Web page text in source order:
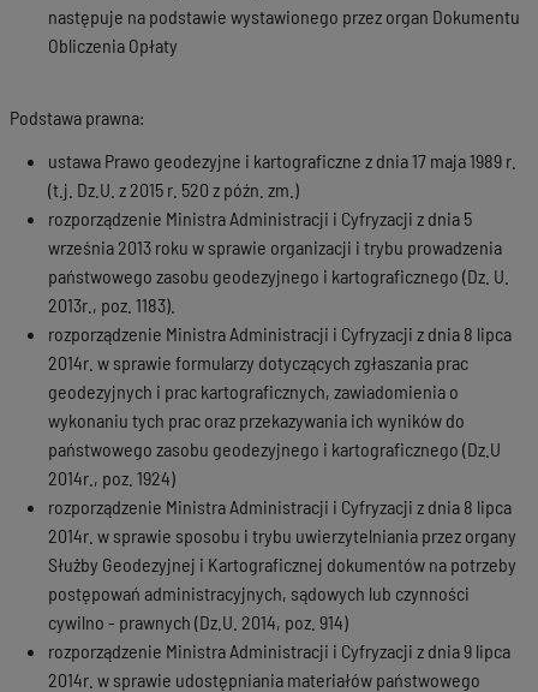
następuje na podstawie wystawionego przez organ Dokumentu
Obliczenia Opłaty
Podstawa prawna:
ustawa Prawo geodezyjne i kartograficzne z dnia 17 maja 1989 r.
(t.j. Dz.U. z 2015 r. 520 z późn. zm.)
rozporządzenie Ministra Administracji i Cyfryzacji z dnia 5
września 2013 roku w sprawie organizacji i trybu prowadzenia
państwowego zasobu geodezyjnego i kartograficznego (Dz. U.
2013r., poz. 1183).
rozporządzenie Ministra Administracji i Cyfryzacji z dnia 8 lipca
2014r. w sprawie formularzy dotyczących zgłaszania prac
geodezyjnych i prac kartograficznych, zawiadomienia o
wykonaniu tych prac oraz przekazywania ich wyników do
państwowego zasobu geodezyjnego i kartograficznego (Dz.U
2014r., poz. 1924)
rozporządzenie Ministra Administracji i Cyfryzacji z dnia 8 lipca
2014r. w sprawie sposobu i trybu uwierzytelniania przez organy
Służby Geodezyjnej i Kartograficznej dokumentów na potrzeby
postępowań administracyjnych, sądowych lub czynności
cywilno - prawnych (Dz.U. 2014, poz. 914)
rozporządzenie Ministra Administracji i Cyfryzacji z dnia 9 lipca
2014r. w sprawie udostępniania materiałów państwowego